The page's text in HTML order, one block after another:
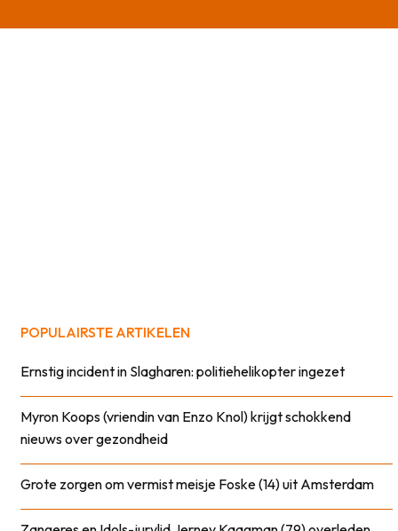
POPULAIRSTE ARTIKELEN
Ernstig incident in Slagharen: politiehelikopter ingezet
Myron Koops (vriendin van Enzo Knol) krijgt schokkend
nieuws over gezondheid
Grote zorgen om vermist meisje Foske (14) uit Amsterdam